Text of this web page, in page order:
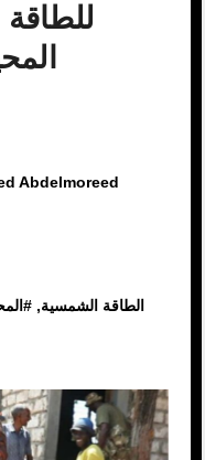
Abdelmoreed
الطاقة الشمسية, #